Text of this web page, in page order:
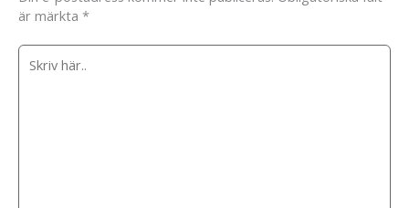
är märkta *
Skriv
här..